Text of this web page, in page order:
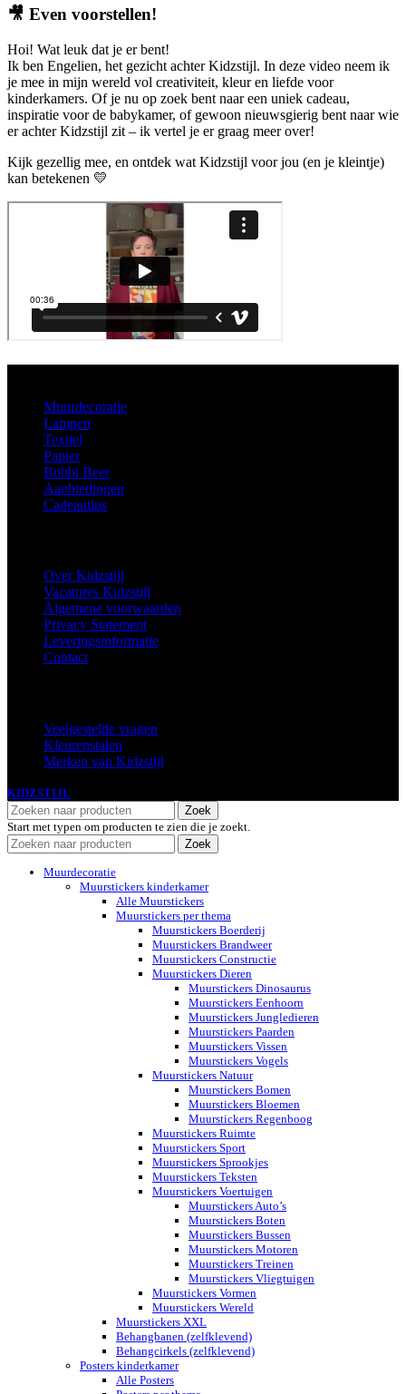
🎥 Even voorstellen!
Hoi! Wat leuk dat je er bent!
Ik ben Engelien, het gezicht achter Kidzstijl. In deze video neem ik
je mee in mijn wereld vol creativiteit, kleur en liefde voor
kinderkamers. Of je nu op zoek bent naar een uniek cadeau,
inspiratie voor de babykamer, of gewoon nieuwsgierig bent naar wie
er achter Kidzstijl zit – ik vertel je er graag meer over!
Kijk gezellig mee, en ontdek wat Kidzstijl voor jou (en je kleintje)
kan betekenen 💛
Muurdecoratie
Lampen
Textiel
Papier
Bobbi Beer
Aanbiedingen
Cadeautips
Over Kidzstijl
Vacatures Kidzstijl
Algemene voorwaarden
Privacy Statement
Leveringsinformatie
Contact
Veelgestelde vragen
Kleurenstalen
Merken van Kidzstijl
KIDZSTIJL
Zoek
Start met typen om producten te zien die je zoekt.
Zoek
Muurdecoratie
Muurstickers kinderkamer
Alle Muurstickers
Muurstickers per thema
Muurstickers Boerderij
Muurstickers Brandweer
Muurstickers Constructie
Muurstickers Dieren
Muurstickers Dinosaurus
Muurstickers Eenhoorn
Muurstickers Jungledieren
Muurstickers Paarden
Muurstickers Vissen
Muurstickers Vogels
Muurstickers Natuur
Muurstickers Bomen
Muurstickers Bloemen
Muurstickers Regenboog
Muurstickers Ruimte
Muurstickers Sport
Muurstickers Sprookjes
Muurstickers Teksten
Muurstickers Voertuigen
Muurstickers Auto’s
Muurstickers Boten
Muurstickers Bussen
Muurstickers Motoren
Muurstickers Treinen
Muurstickers Vliegtuigen
Muurstickers Vormen
Muurstickers Wereld
Muurstickers XXL
Behangbanen (zelfklevend)
Behangcirkels (zelfklevend)
Posters kinderkamer
Alle Posters